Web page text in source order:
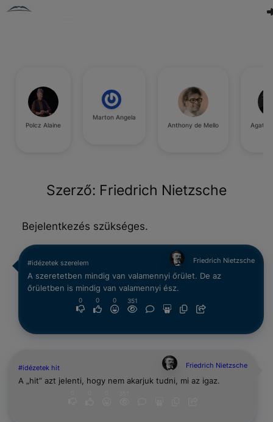
Polcz Alaine
Marton Angela
Anthony de Mello
Szerző: Friedrich Nietzsche
Bejelentkezés szükséges.
#idézetek szerelem Friedrich Nietzsche
A szeretetben mindig van valamennyi őrület. De az
őrületben is mindig van valamennyi ész.
0 0 0 351
#idézetek hit Friedrich Nietzsche
A „hit” azt jelenti, hogy nem akarjuk tudni, mi az igaz.